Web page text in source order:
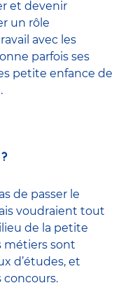
et devenir
un rôle
avec les
parfois ses
petite enfance de
de passer le
voudraient tout
de la petite
métiers sont
d’études, et
concours.